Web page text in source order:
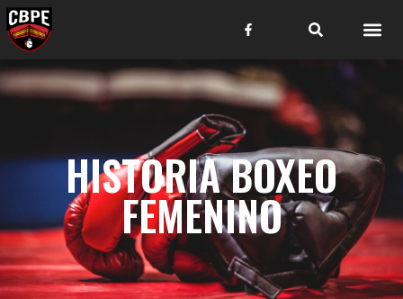
HISTORIA BOXEO
FEMENINO